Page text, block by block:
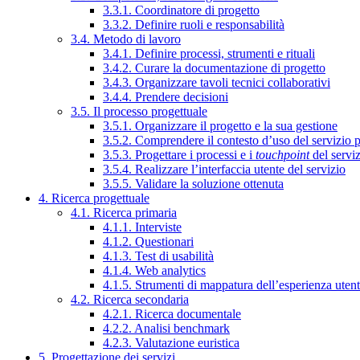
3.3.1. Coordinatore di progetto
3.3.2. Definire ruoli e responsabilità
3.4. Metodo di lavoro
3.4.1. Definire processi, strumenti e rituali
3.4.2. Curare la documentazione di progetto
3.4.3. Organizzare tavoli tecnici collaborativi
3.4.4. Prendere decisioni
3.5. Il processo progettuale
3.5.1. Organizzare il progetto e la sua gestione
3.5.2. Comprendere il contesto d’uso del servizio
3.5.3. Progettare i processi e i touchpointdel
3.5.4. Realizzare l’interfaccia utente del servizio
3.5.5. Validare la soluzione ottenuta
4. Ricerca progettuale
4.1. Ricerca primaria
4.1.1. Interviste
4.1.2. Questionari
4.1.3. Test di usabilità
4.1.4. Web analytics
4.1.5. Strumenti di mappatura dell’esperienza
4.2. Ricerca secondaria
4.2.1. Ricerca documentale
4.2.2. Analisi benchmark
4.2.3. Valutazione euristica
5. Progettazione dei servizi